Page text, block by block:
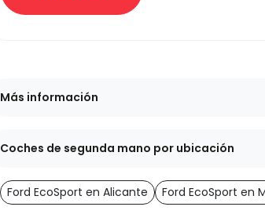
Más información
Coches de segunda mano por ubicación
Ford EcoSport en Alicante Ford EcoSport en